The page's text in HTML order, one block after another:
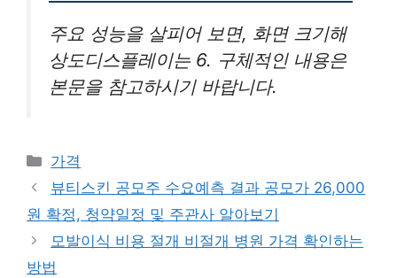
주요 성능을 살피어 보면, 화면 크기해
상도디스플레이는 6. 구체적인 내용은
본문을 참고하시기 바랍니다.
카
테
리
가격
뷰티스킨 공모주 수요예측 결과 공모가 26,000
원 확정, 청약일정 및 주관사 알아보기
모발이식 비용 절개 비절개 병원 가격 확인하는
방법